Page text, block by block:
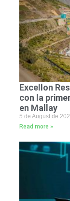
Excellon
con la
en Mallay
5 de August de
Read more »